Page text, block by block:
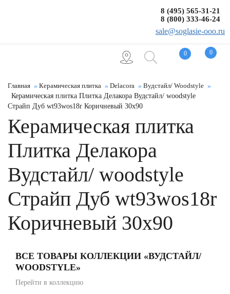
0 0
8 (495) 565-31-21
8 (800) 333-46-24
sale@soglasie-ooo.ru
Главная Керамическая плитка Delacora
Вудстайл/ Woodstyle
Керамическая плитка Плитка Делакора Вудстайл/ woodstyle
Страйп Дуб wt93wos18r Коричневый 30x90
Керамическая плитка
Плитка Делакора
Вудстайл/ woodstyle
Страйп Дуб wt93wos18r
Коричневый 30x90
ВСЕ ТОВАРЫ КОЛЛЕКЦИИ «ВУДСТАЙЛ/
WOODSTYLE»
Перейти в коллекцию